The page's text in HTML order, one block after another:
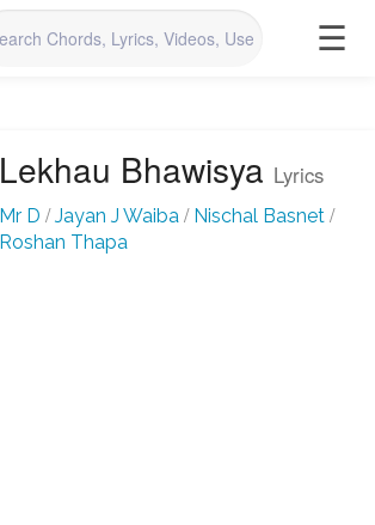
☰
Lekhau Bhawisya Lyrics
Mr D / Jayan J Waiba / Nischal Basnet /
Roshan Thapa